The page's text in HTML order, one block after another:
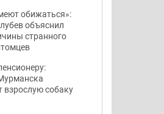
обижаться»:
объяснил
странного
взрослую собаку